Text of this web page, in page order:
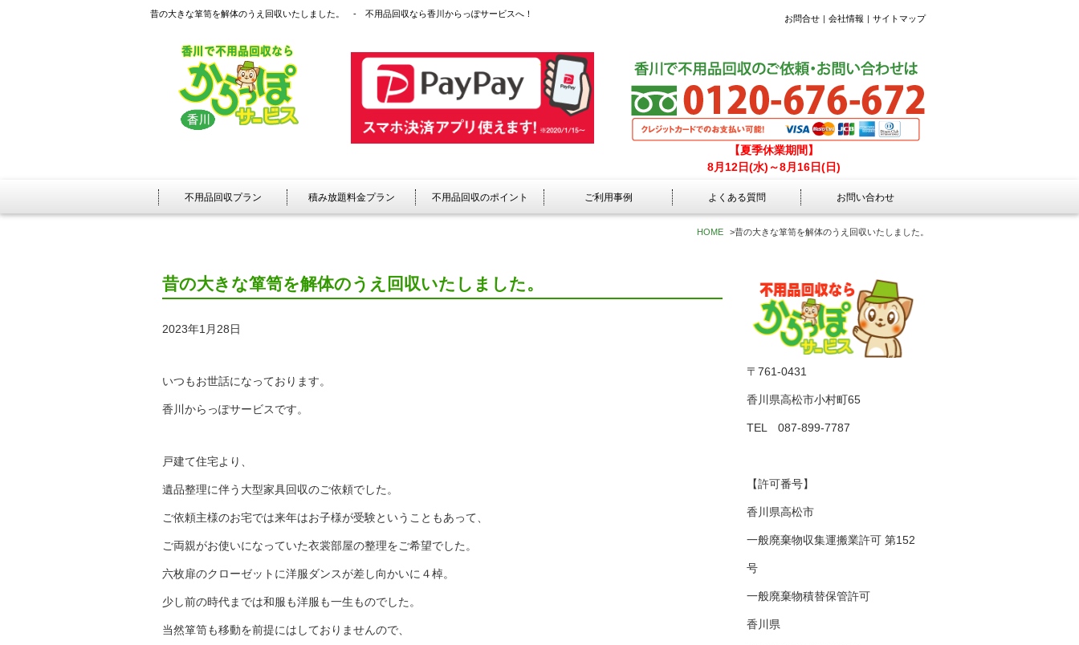
昔の大きな箪笥を解体のうえ回収いたしました。 - 不用品回収なら香川からっぽサービスへ！ お問合せ 会社情報 サイトマップ
【夏季休業期間】
8月12日(水)～8月16日(日)
不用品回収プラン 積み放題料金プラン 不用品回収のポイント ご利用事例 よくある質問 お問い合わせ
HOME >昔の大きな箪笥を解体のうえ回収いたしました。
昔の大きな箪笥を解体のうえ回収いたしました。
2023年1月28日
いつもお世話になっております。
香川からっぽサービスです。
戸建て住宅より、
遺品整理に伴う大型家具回収のご依頼でした。
ご依頼主様のお宅では来年はお子様が受験ということもあって、
ご両親がお使いになっていた衣裳部屋の整理をご希望でした。
六枚扉のクローゼットに洋服ダンスが差し向かいに４棹。
少し前の時代までは和服も洋服も一生ものでした。
当然箪笥も移動を前提にはしておりませんので、
〒761-0431
香川県高松市小村町65
TEL 087-899-7787
【許可番号】
香川県高松市
一般廃棄物収集運搬業許可 第152
号
一般廃棄物積替保管許可
香川県